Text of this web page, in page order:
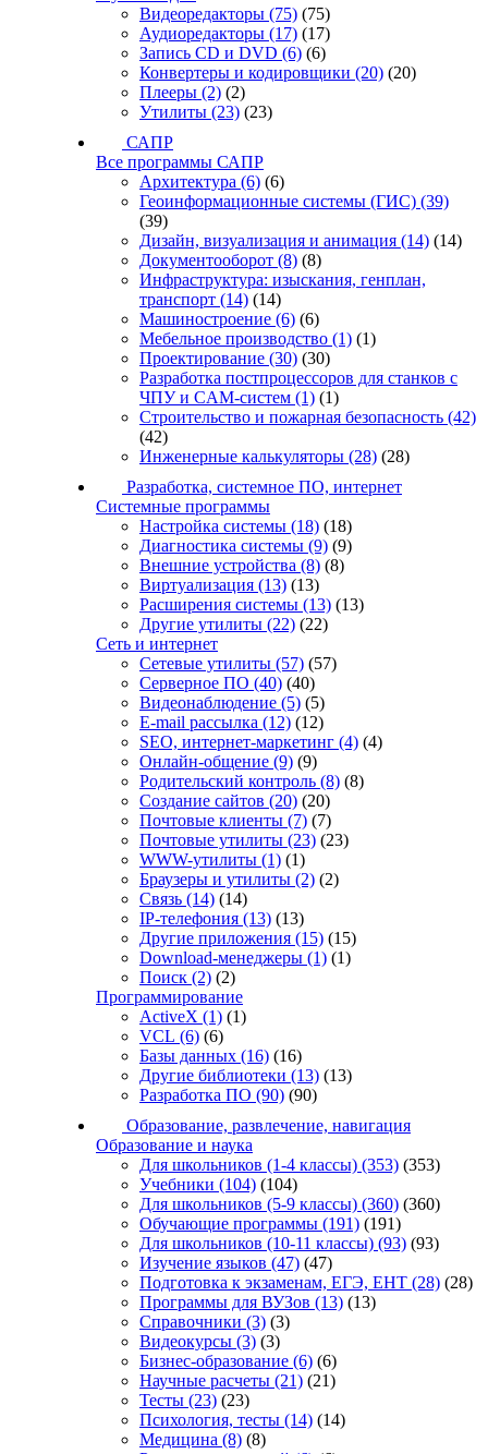
Видеоредакторы (75) (75)
Аудиоредакторы (17) (17)
Запись CD и DVD (6) (6)
Конвертеры и кодировщики (20) (20)
Плееры (2) (2)
Утилиты (23) (23)
САПР
Все программы САПР
Архитектура (6) (6)
Геоинформационные системы (ГИС) (39)
(39)
Дизайн, визуализация и анимация (14) (14)
Документооборот (8) (8)
Инфраструктура: изыскания, генплан,
транспорт (14) (14)
Машиностроение (6) (6)
Мебельное производство (1) (1)
Проектирование (30) (30)
Разработка постпроцессоров для станков с
ЧПУ и CAM-систем (1) (1)
Строительство и пожарная безопасность (42)
(42)
Инженерные калькуляторы (28) (28)
Разработка, системное ПО, интернет
Системные программы
Настройка системы (18) (18)
Диагностика системы (9) (9)
Внешние устройства (8) (8)
Виртуализация (13) (13)
Расширения системы (13) (13)
Другие утилиты (22) (22)
Сеть и интернет
Сетевые утилиты (57) (57)
Серверное ПО (40) (40)
Видеонаблюдение (5) (5)
E-mail рассылка (12) (12)
SEO, интернет-маркетинг (4) (4)
Онлайн-общение (9) (9)
Родительский контроль (8) (8)
Создание сайтов (20) (20)
Почтовые клиенты (7) (7)
Почтовые утилиты (23) (23)
WWW-утилиты (1) (1)
Браузеры и утилиты (2) (2)
Связь (14) (14)
IP-телефония (13) (13)
Другие приложения (15) (15)
Download-менеджеры (1) (1)
Поиск (2) (2)
Программирование
ActiveX (1) (1)
VCL (6) (6)
Базы данных (16) (16)
Другие библиотеки (13) (13)
Разработка ПО (90) (90)
Образование, развлечение, навигация
Образование и наука
Для школьников (1-4 классы) (353) (353)
Учебники (104) (104)
Для школьников (5-9 классы) (360) (360)
Обучающие программы (191) (191)
Для школьников (10-11 классы) (93) (93)
Изучение языков (47) (47)
Подготовка к экзаменам, ЕГЭ, ЕНТ (28) (28)
Программы для ВУЗов (13) (13)
Справочники (3) (3)
Видеокурсы (3) (3)
Бизнес-образование (6) (6)
Научные расчеты (21) (21)
Тесты (23) (23)
Психология, тесты (14) (14)
Медицина (8) (8)